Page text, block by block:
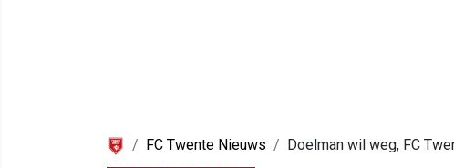
FC Twente Nieuws
Doelman wil weg, FC